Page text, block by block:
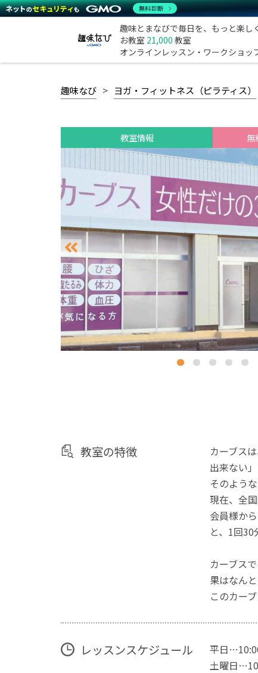
趣味とまなびで毎日を、もっと楽し
お教室 21,000 教室
オンラインレッスン・ワークショッ
趣味なび ヨガ・フィットネス（ピラティス）
教室情報 無
教室の特徴
カーブス
出来ない
そのよう
現在、全
会員様か
と、1回30
カーブス
果はなん
このカー
レッスンスケジュール
平日
土曜日
無料診断